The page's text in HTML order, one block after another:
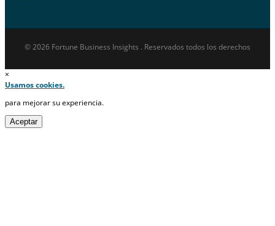
© 2026 Fortune Business Insights . Reservados todos los derechos
×
Usamos cookies.
para mejorar su experiencia.
Aceptar